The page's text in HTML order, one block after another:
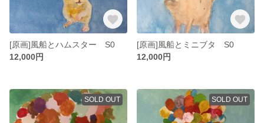
[原画]風船とハムスター S0
12,000円
[原画]風船とミニブタ S0
12,000円
SOLD OUT SOLD OUT